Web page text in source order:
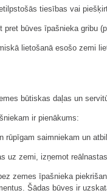
tiesības vai
būves īpašnieka gribu
lietošanā esošo zemi
būtiskas daļas un
ir pienākums:
rūpīgam saimniekam un
uz zemi, izņemot
zemes īpašnieka
Šādas būves ir